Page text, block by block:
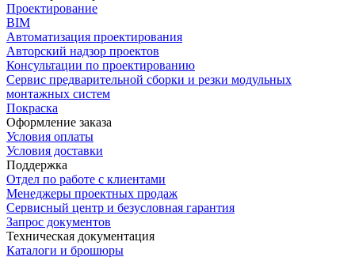
Проектирование
BIM
Автоматизация проектирования
Авторский надзор проектов
Консультации по проектированию
Сервис предварительной сборки и резки модульных
монтажных систем
Покраска
Оформление заказа
Условия оплаты
Условия доставки
Поддержка
Отдел по работе с клиентами
Менеджеры проектных продаж
Сервисный центр и безусловная гарантия
Запрос документов
Техническая документация
Каталоги и брошюры